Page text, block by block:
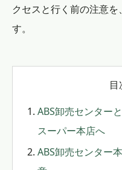
クセスと行く前の注意
す。
目
ABS卸売センター
スーパー本店へ
ABS卸売センター